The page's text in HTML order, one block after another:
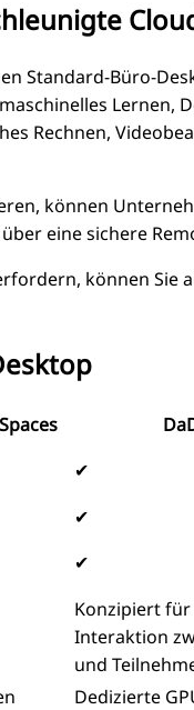
Standard-Büro-
Lernen,
Rechnen,
können
eine sichere
können Sie
✔
✔
✔
Konzipiert
Interaktion
und
Dedizierte